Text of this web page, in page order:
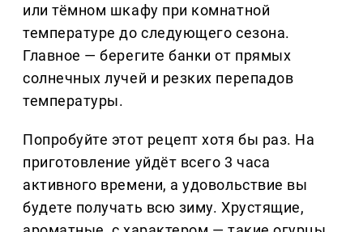
или тёмном шкафу при комнатной
температуре до следующего сезона.
Главное — берегите банки от прямых
солнечных лучей и резких перепадов
температуры.
Попробуйте этот рецепт хотя бы раз. На
приготовление уйдёт всего 3 часа
активного времени, а удовольствие вы
будете получать всю зиму. Хрустящие,